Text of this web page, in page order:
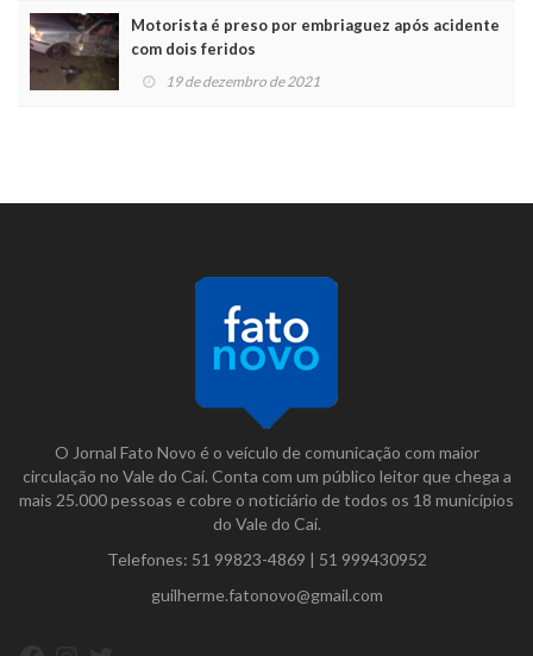
Motorista é preso por embriaguez após acidente
com dois feridos
19 de dezembro de 2021
O Jornal Fato Novo é o veículo de comunicação com maior
circulação no Vale do Caí. Conta com um público leitor que chega a
mais 25.000 pessoas e cobre o noticiário de todos os 18 municípios
do Vale do Caí.
Telefones: 51 99823-4869 | 51 999430952
guilherme.fatonovo@gmail.com